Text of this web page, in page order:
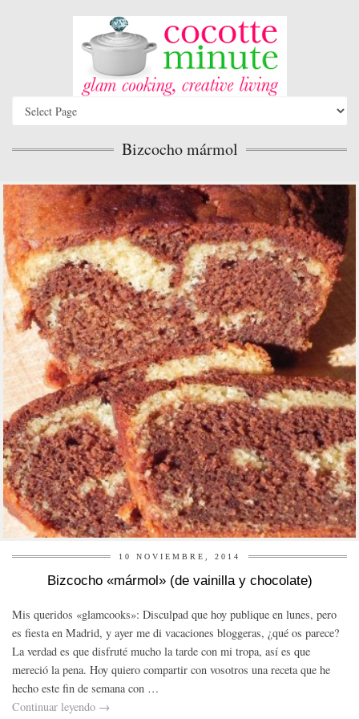
Bizcocho mármol
10 NOVIEMBRE, 2014
Bizcocho «mármol» (de vainilla y chocolate)
Mis queridos «glamcooks»: Disculpad que hoy publique en lunes, pero
es fiesta en Madrid, y ayer me di vacaciones bloggeras, ¿qué os parece?
La verdad es que disfruté mucho la tarde con mi tropa, así es que
mereció la pena. Hoy quiero compartir con vosotros una receta que he
hecho este fin de semana con …
Continuar leyendo →